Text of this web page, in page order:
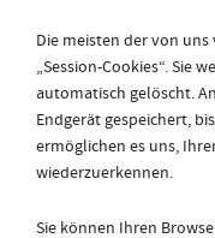
Die meisten der von
„Session-Cookies“. Sie
automatisch gelöscht.
Endgerät gespeichert,
ermöglichen es uns,
wiederzuerkennen.
Sie können Ihren